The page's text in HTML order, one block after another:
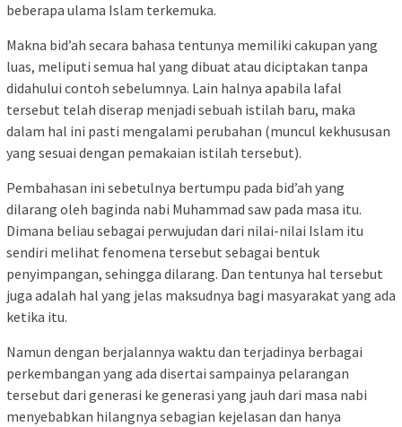
beberapa ulama Islam terkemuka.
Makna bid’ah secara bahasa tentunya memiliki cakupan yang
luas, meliputi semua hal yang dibuat atau diciptakan tanpa
didahului contoh sebelumnya. Lain halnya apabila lafal
tersebut telah diserap menjadi sebuah istilah baru, maka
dalam hal ini pasti mengalami perubahan (muncul kekhususan
yang sesuai dengan pemakaian istilah tersebut).
Pembahasan ini sebetulnya bertumpu pada bid’ah yang
dilarang oleh baginda nabi Muhammad saw pada masa itu.
Dimana beliau sebagai perwujudan dari nilai-nilai Islam itu
sendiri melihat fenomena tersebut sebagai bentuk
penyimpangan, sehingga dilarang. Dan tentunya hal tersebut
juga adalah hal yang jelas maksudnya bagi masyarakat yang ada
ketika itu.
Namun dengan berjalannya waktu dan terjadinya berbagai
perkembangan yang ada disertai sampainya pelarangan
tersebut dari generasi ke generasi yang jauh dari masa nabi
menyebabkan hilangnya sebagian kejelasan dan hanya